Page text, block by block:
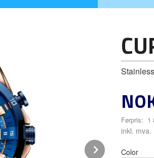
Next
Førpris: 1
Rabatt
inkl. mva.
Color